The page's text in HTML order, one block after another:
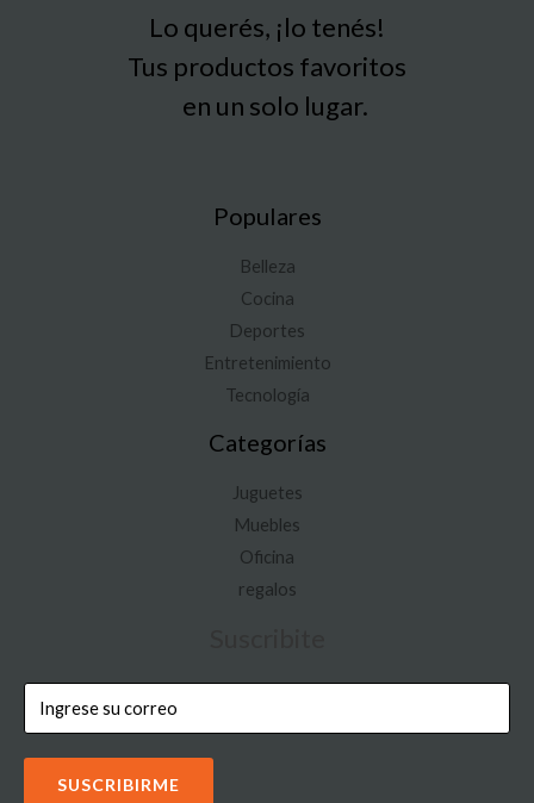
Lo querés, ¡lo tenés!
Tus productos favoritos
en un solo lugar.
Populares
Belleza
Cocina
Deportes
Entretenimiento
Tecnología
Categorías
Juguetes
Muebles
Oficina
regalos
SUSCRIBIRME